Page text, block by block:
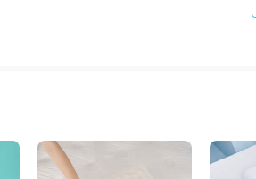
của Amando Flavio.